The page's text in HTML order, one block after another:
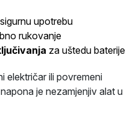
upotrebu
rukovanje
za uštedu baterije
električar ili povremeni
je nezamjenjiv alat u